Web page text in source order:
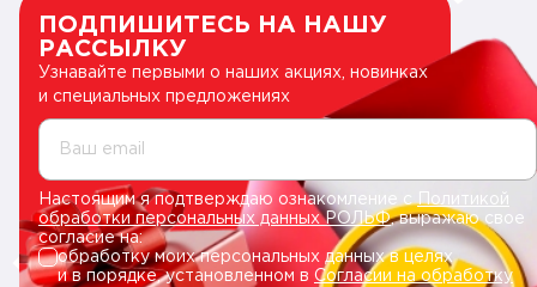
ПОДПИШИТЕСЬ НА НАШУ
РАССЫЛКУ
Узнавайте первыми о наших акциях, новинках
и специальных предложениях
Ваш email
Настоящим я подтверждаю ознакомление сПолитикой
обработки персональных данных РОЛЬФ, выражаю свое
согласие на:
обработку моих персональных данных в целях
и в порядке, установленном в Согласии на обработку